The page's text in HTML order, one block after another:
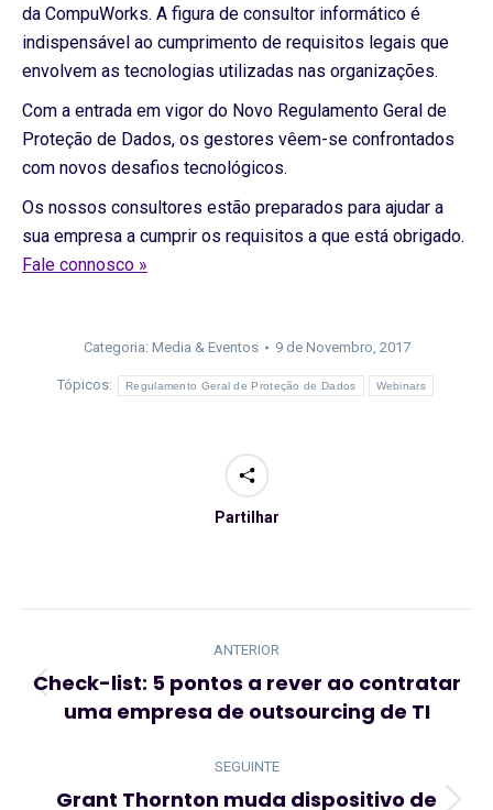
da CompuWorks. A figura de consultor informático é
indispensável ao cumprimento de requisitos legais que
envolvem as tecnologias utilizadas nas organizações.
Com a entrada em vigor do Novo Regulamento Geral de
Proteção de Dados, os gestores vêem-se confrontados
com novos desafios tecnológicos.
Os nossos consultores estão preparados para ajudar a
sua empresa a cumprir os requisitos a que está obrigado.
Fale connosco »
Categoria: Media & Eventos 9 de Novembro, 2017
Tópicos: Regulamento Geral de Proteção de Dados Webinars
Partilhar
Navegação
post:
ANTERIOR
Artigo
anterior:
Check-list: 5 pontos a rever ao contratar
uma empresa de outsourcing de TI
SEGUINTE
Grant Thornton muda dispositivo de